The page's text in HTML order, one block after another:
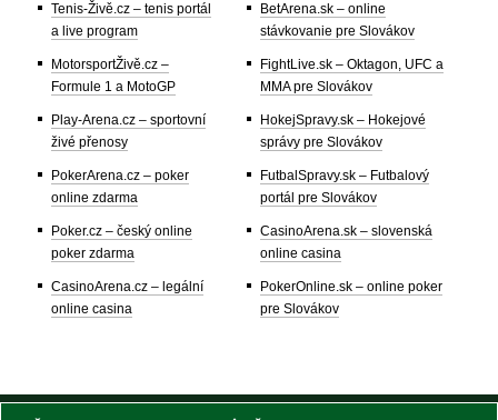
Tenis-Živě.cz – tenis portál
a live program
MotorsportŽivě.cz –
Formule 1 a MotoGP
Play-Arena.cz – sportovní
živé přenosy
PokerArena.cz – poker
online zdarma
Poker.cz – český online
poker zdarma
CasinoArena.cz – legální
online casina
BetArena.sk – online
stávkovanie pre Slovákov
FightLive.sk – Oktagon, UFC a
MMA pre Slovákov
HokejSpravy.sk – Hokejové
správy pre Slovákov
FutbalSpravy.sk – Futbalový
portál pre Slovákov
CasinoArena.sk – slovenská
online casina
PokerOnline.sk – online poker
pre Slovákov